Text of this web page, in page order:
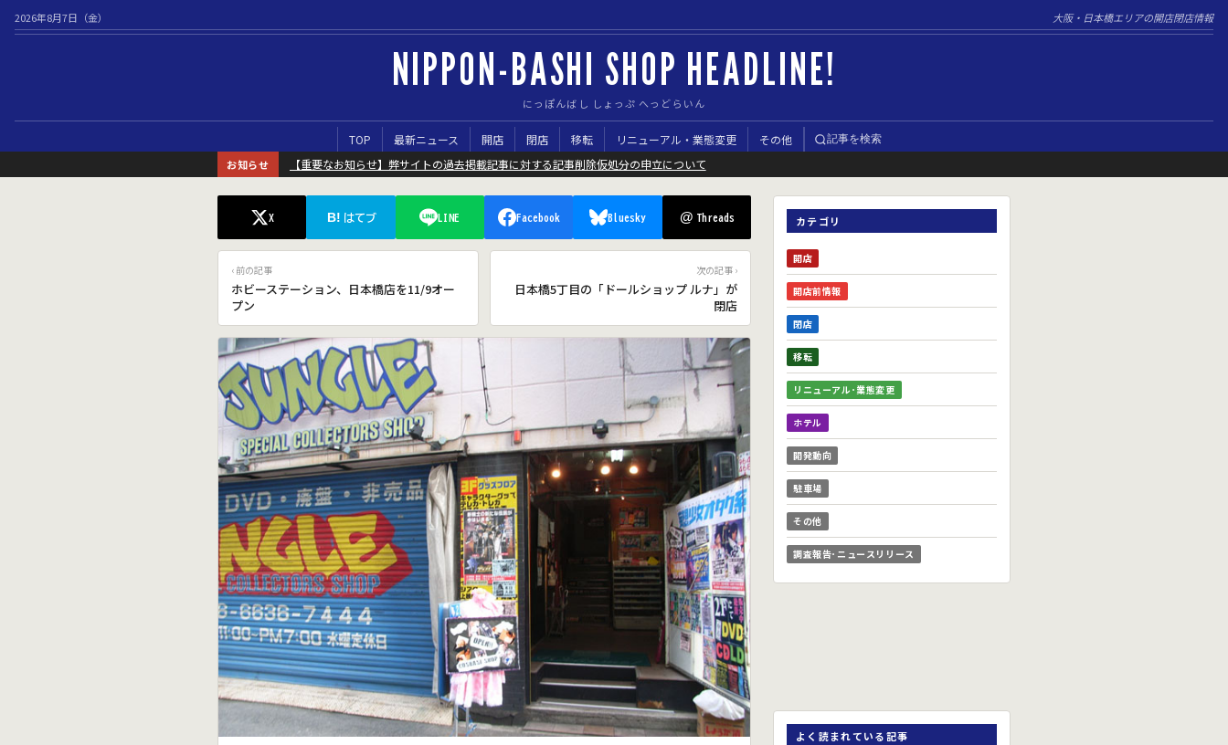
2026年8月7日（金） 大阪・日本橋エリアの開店閉店情報
NIPPON-BASHI SHOP HEADLINE!
にっぽんばし しょっぷ へっどらいん
TOP 最新ニュース 開店 閉店 移転 リニューアル・業態変更 その他 記事を検索
お知らせ 【重要なお知らせ】弊サイトの過去掲載記事に対する記事削除仮処分の申立について
X B! はてブ LINE Facebook Bluesky @ Threads
‹ 前の記事
ホビーステーション、日本橋店を11/9オー
プン
次の記事 ›
日本橋5丁目の「ドールショップ ルナ」が
閉店
カテゴリ
開店
開店前情報
閉店
移転
リニューアル･業態変更
ホテル
開発動向
駐車場
その他
調査報告･ニュースリリース
よく読まれている記事